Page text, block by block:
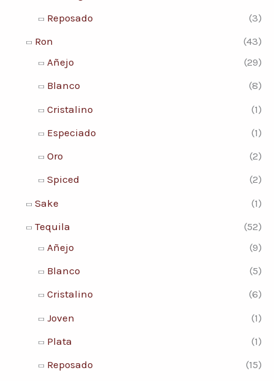
Reposado
(3)
Ron
(43)
Añejo
(29)
Blanco
(8)
Cristalino
(1)
Especiado
(1)
Oro
(2)
Spiced
(2)
Sake
(1)
Tequila
(52)
Añejo
(9)
Blanco
(5)
Cristalino
(6)
Joven
(1)
Plata
(1)
Reposado
(15)